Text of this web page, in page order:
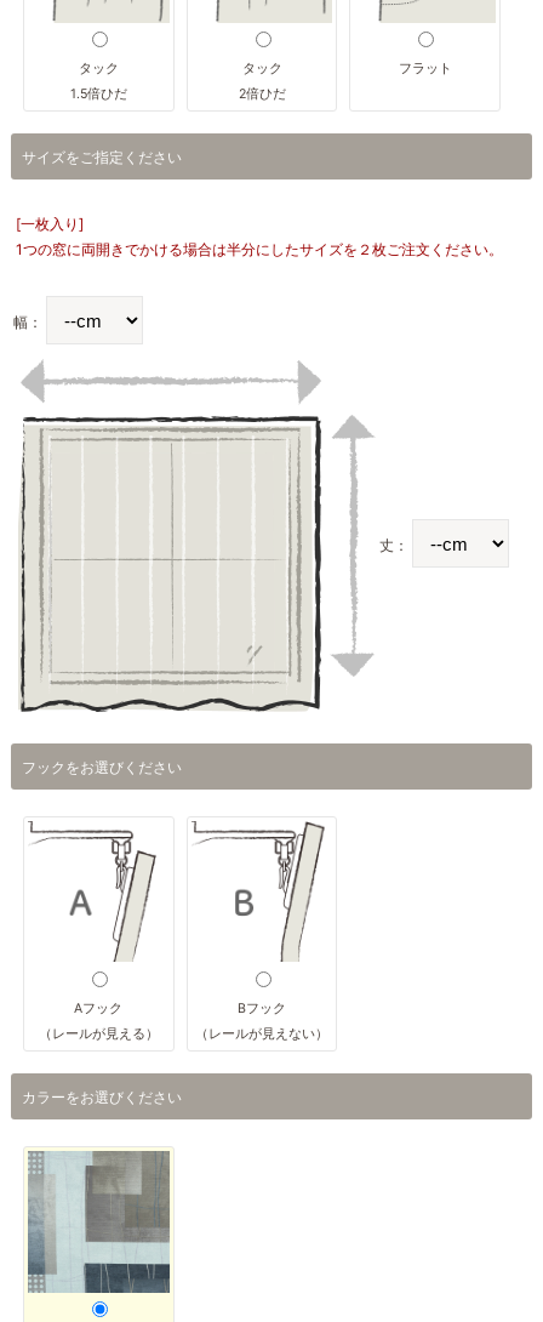
タック
1.5倍ひだ
タック
2倍ひだ
フラット
サイズをご指定ください
[一枚入り]
1つの窓に両開きでかける場合は半分にしたサイズを２枚ご注文ください。
幅：
丈：
フックをお選びください
Aフック
（レールが見える）
Bフック
（レールが見えない）
カラーをお選びください